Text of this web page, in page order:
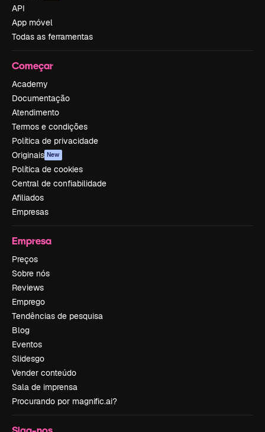
API
App móvel
Todas as ferramentas
Começar
Academy
Documentação
Atendimento
Termos e condições
Política de privacidade
Originais New
Política de cookies
Central de confiabilidade
Afiliados
Empresas
Empresa
Preços
Sobre nós
Reviews
Emprego
Tendências de pesquisa
Blog
Eventos
Slidesgo
Vender conteúdo
Sala de imprensa
Procurando por magnific.ai?